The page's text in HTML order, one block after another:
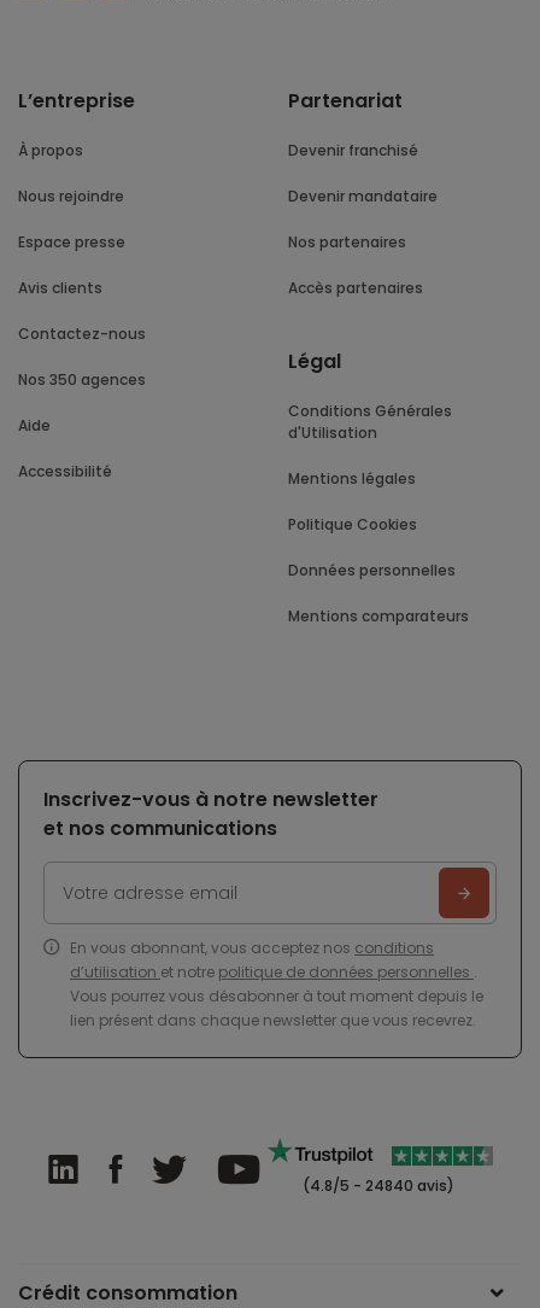
L’entreprise
À propos
Nous rejoindre
Espace presse
Avis clients
Contactez-nous
Nos 350 agences
Aide
Accessibilité
Partenariat
Devenir franchisé
Devenir mandataire
Nos partenaires
Accès partenaires
Légal
Conditions Générales
d'Utilisation
Mentions légales
Politique Cookies
Données personnelles
Mentions comparateurs
Inscrivez-vous à notre newsletter
et nos communications
En vous abonnant, vous acceptez nos conditions
d’utilisation et notre politique de données personnelles .
Vous pourrez vous désabonner à tout moment depuis le
lien présent dans chaque newsletter que vous recevrez.
(4.8/5 - 24840 avis)
Crédit consommation